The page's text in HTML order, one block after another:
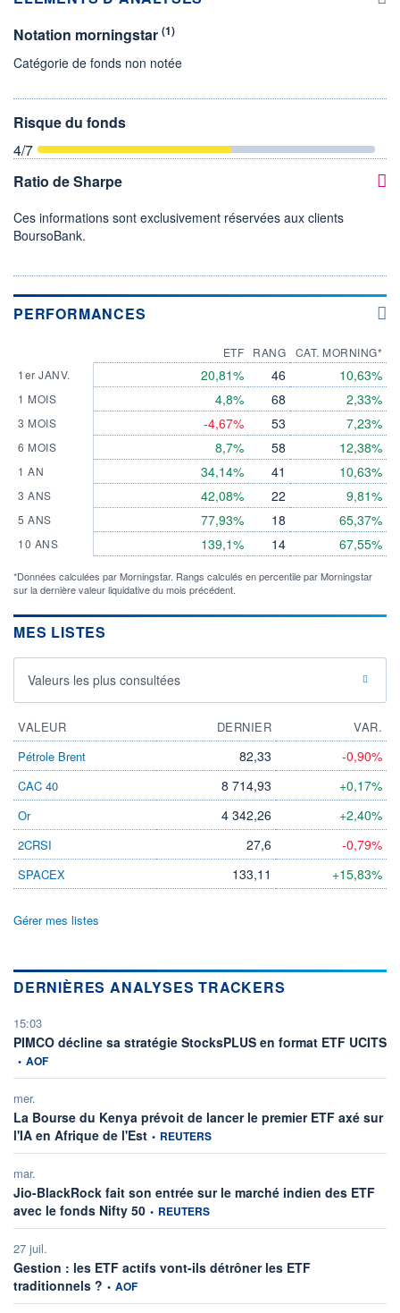
Notation morningstar (1)
Catégorie de fonds non notée
Risque du fonds
4/7
Ratio de Sharpe
Ces informations sont exclusivement réservées aux clients
BoursoBank.
PERFORMANCES
1er JANV.
1 MOIS
3 MOIS
6 MOIS
1 AN
3 ANS
5 ANS
10 ANS
ETF
20,81%
4,8%
-4,67%
8,7%
34,14%
42,08%
77,93%
139,1%
RANG
46
68
53
58
41
22
18
14
CAT. MORNING*
10,63%
2,33%
7,23%
12,38%
10,63%
9,81%
65,37%
67,55%
*Données calculées par Morningstar. Rangs calculés en percentile par Morningstar
sur la dernière valeur liquidative du mois précédent.
MES LISTES
Valeurs les plus consultées
VALEUR DERNIER
VAR.
Pétrole Brent
82,33 -0,90%
CAC 40 8 714,93 +0,17%
Or 4 342,26 +2,40%
2CRSI 27,6 -0,79%
SPACEX 133,11 +15,83%
Gérer mes listes
DERNIÈRES ANALYSES TRACKERS
15:03
PIMCO décline sa stratégie StocksPLUS en format ETF UCITS
• AOF
mer.
La Bourse du Kenya prévoit de lancer le premier ETF axé sur
l'IA en Afrique de l'Estinformation fournie par
• REUTERS
mar.
Jio-BlackRock fait son entrée sur le marché indien des ETF
avec le fonds Nifty 50information fournie par
• REUTERS
27 juil.
Gestion : les ETF actifs vont-ils détrôner les ETF
traditionnels ? information fournie par
• AOF